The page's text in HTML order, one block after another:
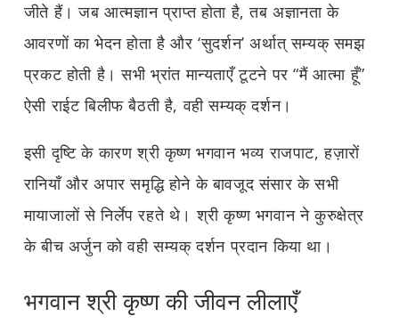
जीते हैं। जब आत्मज्ञान प्राप्त होता है, तब अज्ञानता के
आवरणों का भेदन होता है और ‘सुदर्शन’ अर्थात् सम्यक् समझ
प्रकट होती है। सभी भ्रांत मान्यताएँ टूटने पर “मैं आत्मा हूँ”
ऐसी राईट बिलीफ बैठती है, वही सम्यक् दर्शन।
इसी दृष्टि के कारण श्री कृष्ण भगवान भव्य राजपाट, हज़ारों
रानियाँ और अपार समृद्धि होने के बावजूद संसार के सभी
मायाजालों से निर्लेप रहते थे। श्री कृष्ण भगवान ने कुरुक्षेत्र
के बीच अर्जुन को वही सम्यक् दर्शन प्रदान किया था।
भगवान श्री कृष्ण की जीवन लीलाएँ